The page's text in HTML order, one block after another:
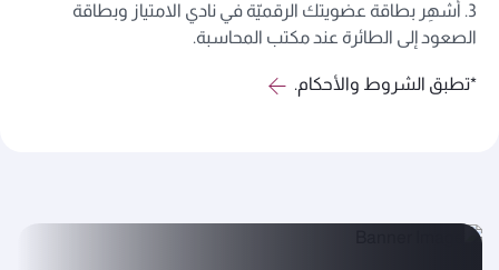
3. أشهِر بطاقة عضويتك الرقميّة في نادي الامتياز وبطاقة
الصعود إلى الطائرة عند مكتب المحاسبة.
*تطبق الشروط والأحكام.